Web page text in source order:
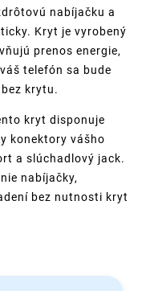
nabíjačku a
Kryt je vyrobený
prenos energie,
telefón sa bude
krytu.
kryt disponuje
konektory vášho
a slúchadlový jack.
nabíjačky,
bez nutnosti kryt